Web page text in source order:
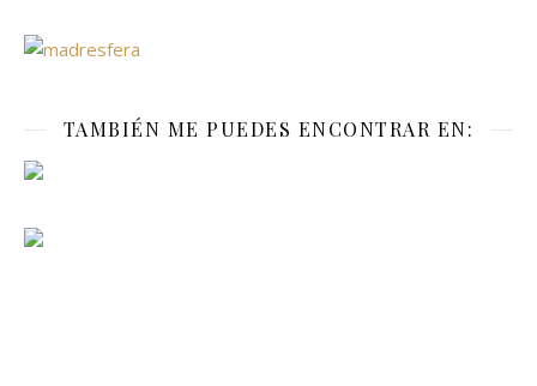
TAMBIÉN ME PUEDES ENCONTRAR EN: